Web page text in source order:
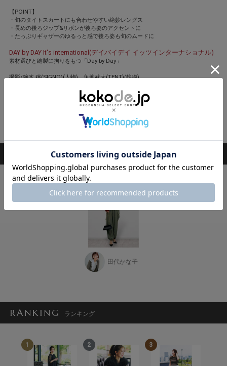
【POINT】
・旬のタイトスカートにも合わせやすい絶妙レングス
・長めの後ろジップ&リボンが後ろ姿のアクセントに
・たっぷりギャザーのゆるっと感で後ろ姿も旬のムードに
DAY by DAY It's international(デイバイデイ イッツインターナショナル)
素材選びと縫製に拘りをもつ「Day by Day」
撮影/鏑木 穣(SIGNO)(人物)、魚地武大(TENT)(静物)
閉じる
STAFF COORDINATE スタッフ着用コーデ
田代かな子
RANKING ランキング
1 2 3